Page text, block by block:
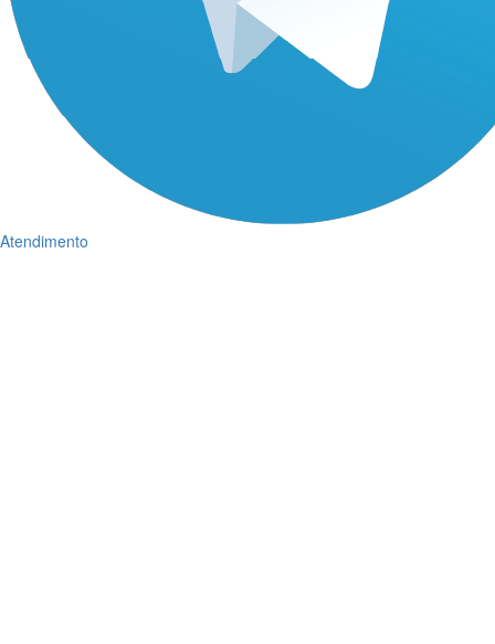
Atendimento